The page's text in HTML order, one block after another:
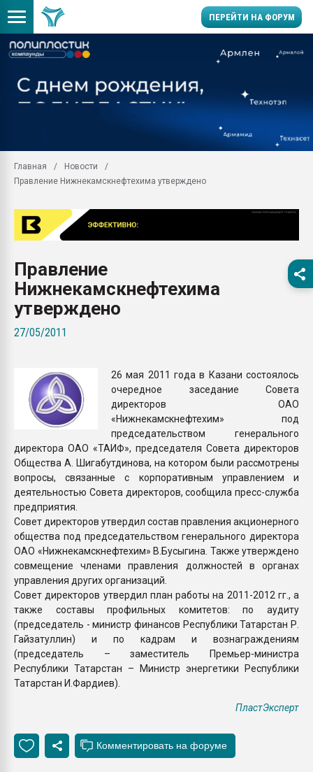
ПЕРЕЙТИ НА ФОРУМ
Вакуум-формовочные
ближайшее
28.07.2026
бутылок
Материал
вакуумного
Главная
Новости
Правление Нижнекамскнефтехима утверждено
Правление
Нижнекамскнефтехима
утверждено
27/05/2011
26 мая 2011 года в Казани состоялось
очередное заседание Совета
директоров ОАО
«Нижнекамскнефтехим» под
председательством генерального
директора ОАО «ТАИФ», председателя Совета директоров
Общества А. Шигабутдинова, на котором были рассмотрены
вопросы, связанные с корпоративным управлением и
деятельностью Совета директоров, сообщила пресс-служба
предприятия.
Совет директоров утвердил состав правления акционерного
общества под председательством генерального директора
ОАО «Нижнекамскнефтехим» В.Бусыгина. Также утверждено
совмещение членами правления должностей в органах
управления других организаций.
Совет директоров утвердил план работы на 2011-2012 гг., а
также составы профильных комитетов: по аудиту
(председатель - министр финансов Республики Татарстан Р.
Гайзатуллин) и по кадрам и вознаграждениям
(председатель – заместитель Премьер-министра
Республики Татарстан – Министр энергетики Республики
Татарстан И.Фардиев).
ПластЭксперт